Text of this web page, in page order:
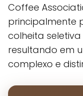
Coffee
principalmente
colheita
resultando em
complexo e